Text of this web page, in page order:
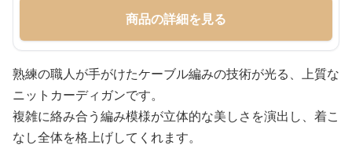
商品の詳細を見る
熟練の職人が手がけたケーブル編みの技術が光る、上質な
ニットカーディガンです。
複雑に絡み合う編み模様が立体的な美しさを演出し、着こ
なし全体を格上げしてくれます。